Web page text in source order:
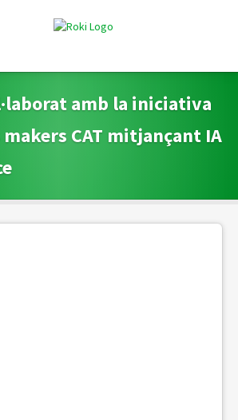
amb la iniciativa
CAT mitjançant IA